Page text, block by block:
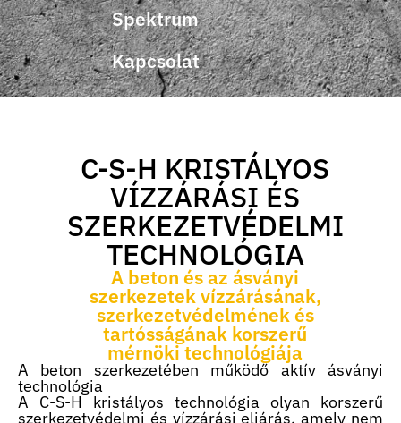
Spektrum
Kapcsolat
C-S-H KRISTÁLYOS
VÍZZÁRÁSI ÉS
SZERKEZETVÉDELMI
TECHNOLÓGIA
A beton és az ásványi
szerkezetek vízzárásának,
szerkezetvédelmének és
tartósságának korszerű
mérnöki technológiája
A beton szerkezetében működő aktív ásványi
technológia
A C-S-H kristályos technológia olyan korszerű
szerkezetvédelmi és vízzárási eljárás, amely nem